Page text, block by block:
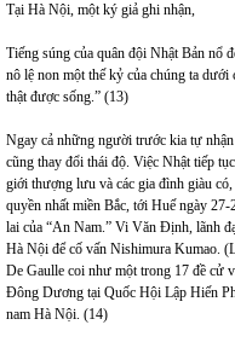
Tại Hà Nội, một ký giả ghi nhận,
Tiếng súng của quân đội Nhật Bản nổ
nô lệ non một thế kỷ của chúng ta dưới
thật được sống.” (13)
Ngay cả những người trước kia tự nhận
cũng thay đổi thái độ. Việc Nhật tiếp
giới thượng lưu và các gia đình giàu
quyền nhất miền Bắc, tới Huế ngày
lai của “An Nam.” Vi Văn Định, lãnh
Hà Nội để cố vấn Nishimura Kumao.
De Gaulle coi như một trong 17 đề cử
Đông Dương tại Quốc Hội Lập Hiến
nam Hà Nội. (14)